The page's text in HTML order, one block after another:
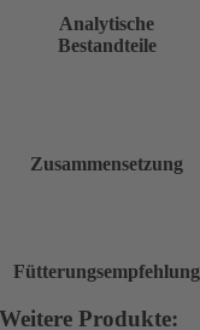
Analytische
Bestandteile
Zusammensetzung
Fütterungsempfehlung
Weitere Produkte: